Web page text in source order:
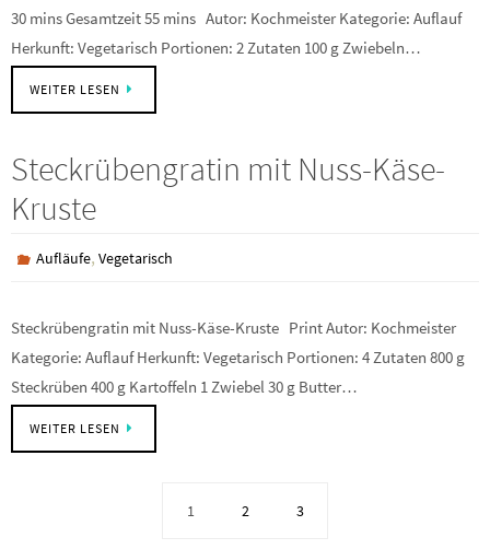
30 mins Gesamtzeit 55 mins Autor: Kochmeister Kategorie: Auflauf
Herkunft: Vegetarisch Portionen: 2 Zutaten 100 g Zwiebeln…
WEITER LESEN
Steckrübengratin mit Nuss-Käse-
Kruste
Aufläufe,Vegetarisch
Steckrübengratin mit Nuss-Käse-Kruste Print Autor: Kochmeister
Kategorie: Auflauf Herkunft: Vegetarisch Portionen: 4 Zutaten 800 g
Steckrüben 400 g Kartoffeln 1 Zwiebel 30 g Butter…
WEITER LESEN
1 2 3